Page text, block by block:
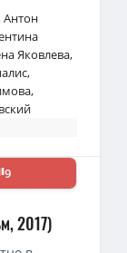
Антон
Яковлева,
,
,
9
2017)